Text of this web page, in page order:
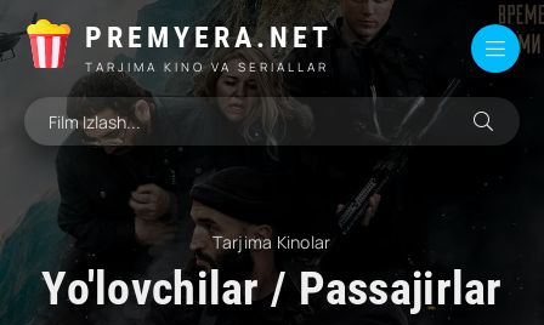
PREMYERA.NET
TARJIMA KINO VA SERIALLAR
Tarjima Kinolar
Yo'lovchilar / Passajirlar